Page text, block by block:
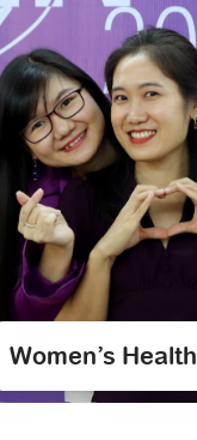
Women’s Health